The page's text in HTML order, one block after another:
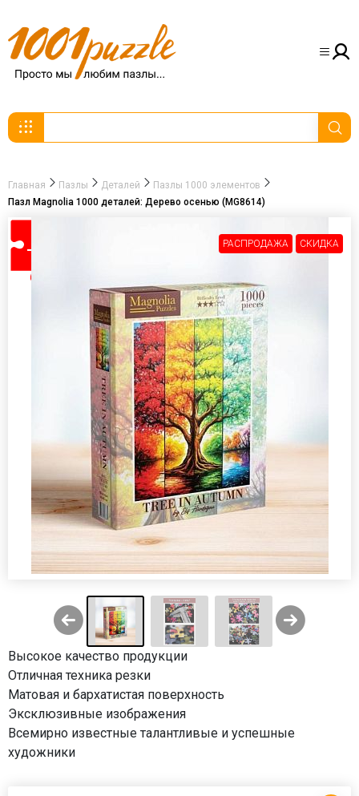
Главная Пазлы Деталей
Пазлы 1000 элементов
Пазл Magnolia 1000 деталей: Дерево осенью (MG8614)
РАСПРОДАЖА СКИДКА
-30%
Высокое качество продукции
Отличная техника резки
Матовая и бархатистая поверхность
Эксклюзивные изображения
Всемирно известные талантливые и успешные
художники